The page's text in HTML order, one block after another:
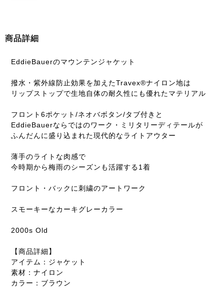
商品詳細
EddieBauerのマウンテンジャケット
撥水・紫外線防止効果を加えたTravex®︎ナイロン地は
リップストップで生地自体の耐久性にも優れたマテリアル
フロント6ポケット/ネオバボタン/タブ付きと
EddieBauerならではのワーク・ミリタリーディテールが
ふんだんに盛り込まれた現代的なライトアウター
薄手のライトな肉感で
今時期から梅雨のシーズンも活躍する1着
フロント・バックに刺繍のアートワーク
スモーキーなカーキグレーカラー
2000s Old
【商品詳細】
アイテム：ジャケット
素材：ナイロン
カラー：ブラウン